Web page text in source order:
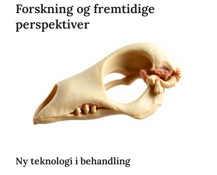
Forskning og fremtidige
perspektiver
Ny teknologi i behandling